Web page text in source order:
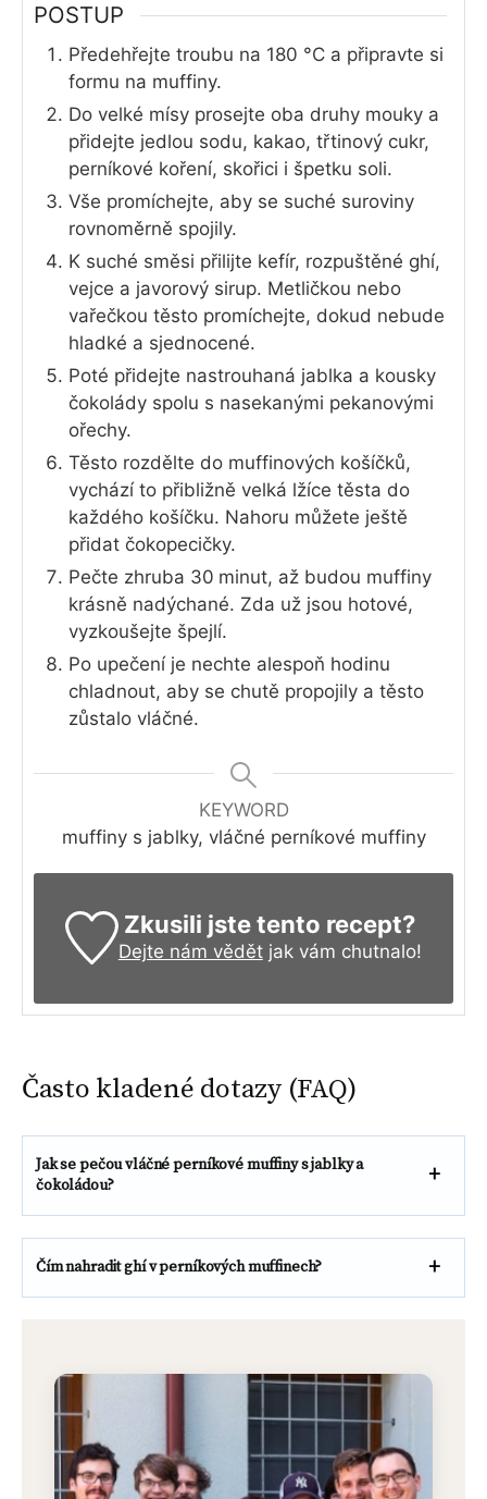
POSTUP
Předehřejte troubu na 180 °C a připravte si
formu na muffiny.
Do velké mísy prosejte oba druhy mouky a
přidejte jedlou sodu, kakao, třtinový cukr,
perníkové koření, skořici i špetku soli.
Vše promíchejte, aby se suché suroviny
rovnoměrně spojily.
K suché směsi přilijte kefír, rozpuštěné ghí,
vejce a javorový sirup. Metličkou nebo
vařečkou těsto promíchejte, dokud nebude
hladké a sjednocené.
Poté přidejte nastrouhaná jablka a kousky
čokolády spolu s nasekanými pekanovými
ořechy.
Těsto rozdělte do muffinových košíčků,
vychází to přibližně velká lžíce těsta do
každého košíčku. Nahoru můžete ještě
přidat čokopecičky.
Pečte zhruba 30 minut, až budou muffiny
krásně nadýchané. Zda už jsou hotové,
vyzkoušejte špejlí.
Po upečení je nechte alespoň hodinu
chladnout, aby se chutě propojily a těsto
zůstalo vláčné.
KEYWORD
muffiny s jablky, vláčné perníkové muffiny
Zkusili jste tento recept?
Dejte nám vědětjak vám chutnalo!
Často kladené dotazy (FAQ)
Jak se pečou vláčné perníkové muffiny s jablky a
čokoládou?
Čím nahradit ghí v perníkových muffinech?